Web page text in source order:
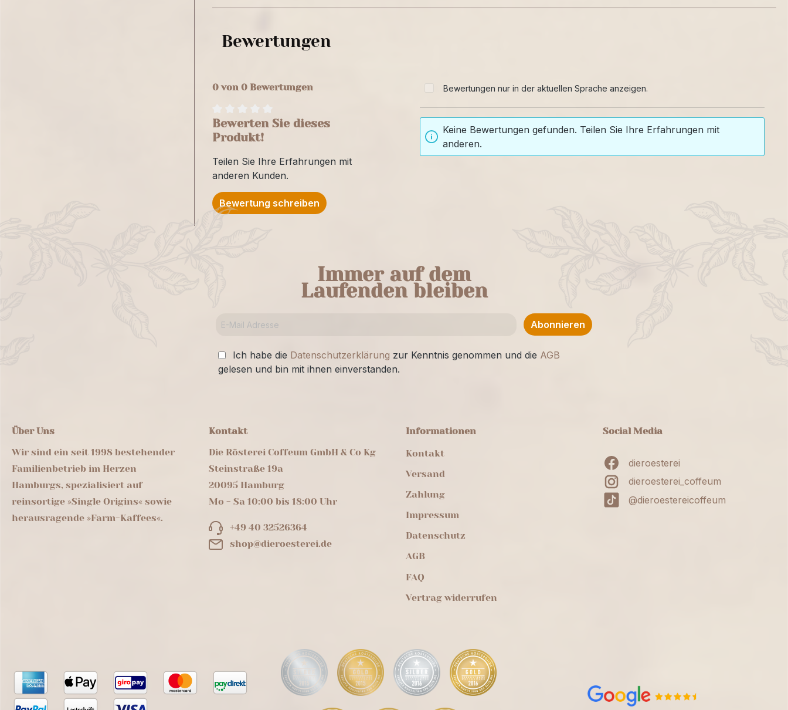
Bewertungen
0 von 0 Bewertungen
Bewerten Sie dieses
Produkt!
Teilen Sie Ihre Erfahrungen mit
anderen Kunden.
Bewertung schreiben
Bewertungen nur in der aktuellen Sprache anzeigen.
Keine Bewertungen gefunden. Teilen Sie Ihre Erfahrungen mit
anderen.
Immer auf dem
Laufenden bleiben
Abonnieren
Ich habe die Datenschutzerklärung zur Kenntnis genommen und die AGB
gelesen und bin mit ihnen einverstanden.
Über Uns
Wir sind ein seit 1998 bestehender
Familienbetrieb im Herzen
Hamburgs, spezialisiert auf
reinsortige »Single Origins« sowie
herausragende »Farm-Kaffees«.
Kontakt
Die Rösterei Coffeum GmbH & Co Kg
Steinstraße 19a
20095 Hamburg
Mo - Sa 10:00 bis 18:00 Uhr
+49 40 32526364
shop@dieroesterei.de
Informationen
Kontakt
Versand
Zahlung
Impressum
Datenschutz
AGB
FAQ
Vertrag widerrufen
Social Media
dieroesterei
dieroesterei_coffeum
@dieroestereicoffeum